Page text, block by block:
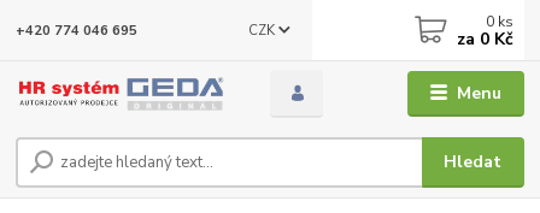
Menu
CZK
Hledat
+420 774 046 695 0 ks
za 0 Kč